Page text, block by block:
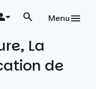
Menu
La
de